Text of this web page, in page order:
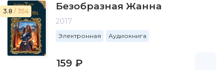
3.8 / 354 Безобразная Жанна
2017
Электронная Аудиокнига
159 ₽